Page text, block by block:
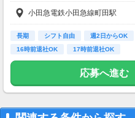
【交通費】
全額支給
小田急電鉄小田急線町田駅
長期 シフト自由 週2日からOK
16時前退社OK
17時前退社OK
応募へ進む